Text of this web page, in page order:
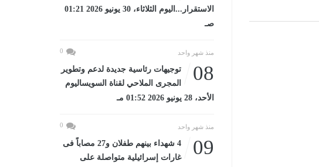
الاستقرار...اليوم الثلاثاء، 30 يونيو 2026 01:21
صـ
منذ شهر واحد 0
08
توجيهات رئاسية جديدة لدعم وتطوير
المجرى الملاحي لقناة السويساليوم
الأحد، 28 يونيو 2026 01:52 مـ
منذ شهر واحد 0
09
4 شهداء بينهم طفلان و27 مصاباً فى
غارات إسرائيلية متواصلة على